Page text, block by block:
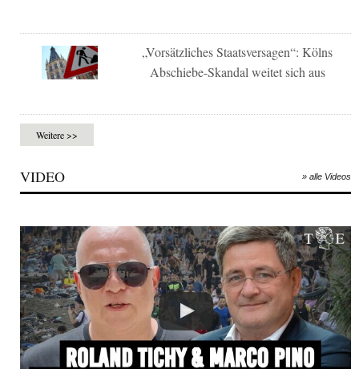
„Vorsätzliches Staatsversagen“: Kölns
Abschiebe-Skandal weitet sich aus
Weitere >>
VIDEO » alle Videos